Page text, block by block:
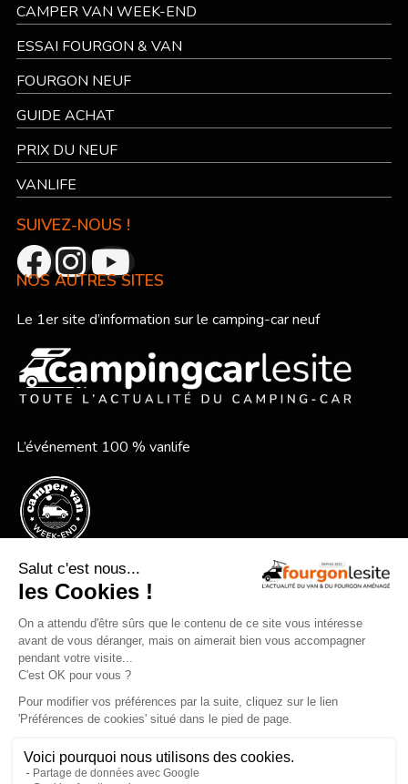
CAMPER VAN WEEK-END
ESSAI FOURGON & VAN
FOURGON NEUF
GUIDE ACHAT
PRIX DU NEUF
VANLIFE
SUIVEZ-NOUS !
NOS AUTRES SITES
Le 1er site d’information sur le camping-car neuf
L’événement 100 % vanlife
Le festival vanlife en bord de mer
Mentions légales